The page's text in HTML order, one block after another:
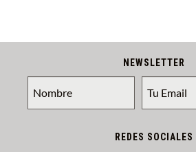
NEWSLETTER
REDES SOCIALES